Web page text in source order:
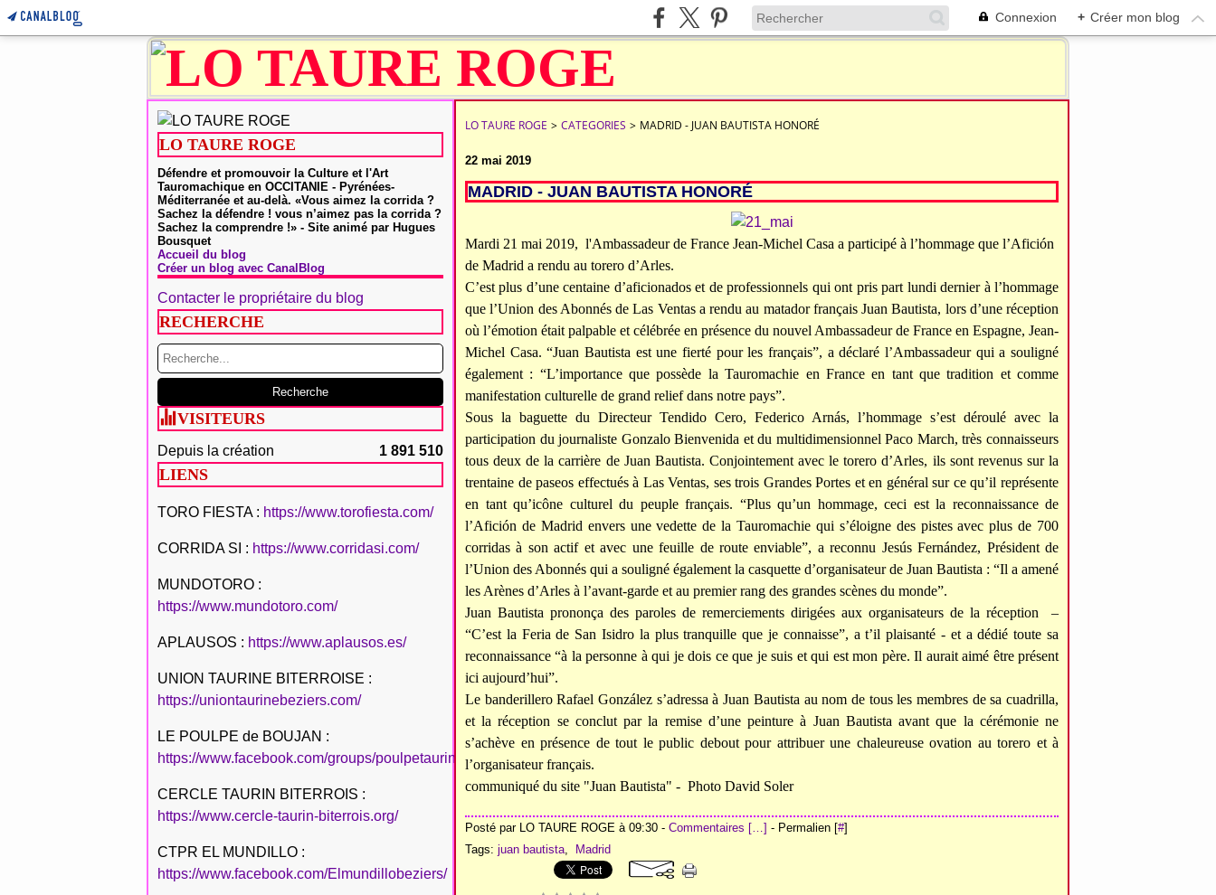
Connexion + Créer mon blog
LO TAURE ROGE
Défendre et promouvoir la Culture et l'Art
Tauromachique en OCCITANIE - Pyrénées-
Méditerranée et au-delà. «Vous aimez la corrida ?
Sachez la défendre ! vous n’aimez pas la corrida ?
Sachez la comprendre !» - Site animé par Hugues
Bousquet
Accueil du blog
Créer un blog avec CanalBlog
Contacter le propriétaire du blog
RECHERCHE
VISITEURS
Depuis la création 1 891 510
LIENS
TORO FIESTA : https://www.torofiesta.com/
CORRIDA SI : https://www.corridasi.com/
MUNDOTORO :
https://www.mundotoro.com/
APLAUSOS : https://www.aplausos.es/
UNION TAURINE BITERROISE :
https://uniontaurinebeziers.com/
LE POULPE de BOUJAN :
https://www.facebook.com/groups/poulpetaurinboujan/
CERCLE TAURIN BITERROIS :
https://www.cercle-taurin-biterrois.org/
CTPR EL MUNDILLO :
https://www.facebook.com/Elmundillobeziers/
LO TAURE ROGE > CATEGORIES > MADRID - JUAN BAUTISTA HONORÉ
22 mai 2019
MADRID - JUAN BAUTISTA HONORÉ
Mardi 21 mai 2019, l'Ambassadeur de France Jean-Michel Casa a participé à l’hommage que l’Afición
de Madrid a rendu au torero d’Arles.
C’est plus d’une centaine d’aficionados et de professionnels qui ont pris part lundi dernier à l’hommage
que l’Union des Abonnés de Las Ventas a rendu au matador français Juan Bautista, lors d’une réception
où l’émotion était palpable et célébrée en présence du nouvel Ambassadeur de France en Espagne, Jean-
Michel Casa. “Juan Bautista est une fierté pour les français”, a déclaré l’Ambassadeur qui a souligné
également : “L’importance que possède la Tauromachie en France en tant que tradition et comme
manifestation culturelle de grand relief dans notre pays”.
Sous la baguette du Directeur Tendido Cero, Federico Arnás, l’hommage s’est déroulé avec la
participation du journaliste Gonzalo Bienvenida et du multidimensionnel Paco March, très connaisseurs
tous deux de la carrière de Juan Bautista. Conjointement avec le torero d’Arles, ils sont revenus sur la
trentaine de paseos effectués à Las Ventas, ses trois Grandes Portes et en général sur ce qu’il représente
en tant qu’icône culturel du peuple français. “Plus qu’un hommage, ceci est la reconnaissance de
l’Afición de Madrid envers une vedette de la Tauromachie qui s’éloigne des pistes avec plus de 700
corridas à son actif et avec une feuille de route enviable”, a reconnu Jesús Fernández, Président de
l’Union des Abonnés qui a souligné également la casquette d’organisateur de Juan Bautista : “Il a amené
les Arènes d’Arles à l’avant-garde et au premier rang des grandes scènes du monde”.
Juan Bautista prononça des paroles de remerciements dirigées aux organisateurs de la réception –
“C’est la Feria de San Isidro la plus tranquille que je connaisse”, a t’il plaisanté - et a dédié toute sa
reconnaissance “à la personne à qui je dois ce que je suis et qui est mon père. Il aurait aimé être présent
ici aujourd’hui”.
Le banderillero Rafael González s’adressa à Juan Bautista au nom de tous les membres de sa cuadrilla,
et la réception se conclut par la remise d’une peinture à Juan Bautista avant que la cérémonie ne
s’achève en présence de tout le public debout pour attribuer une chaleureuse ovation au torero et à
l’organisateur français.
communiqué du site "Juan Bautista" - Photo David Soler
Posté par LO TAURE ROGE à 09:30 - Commentaires […] - Permalien [#]
Tags: juan bautista, Madrid